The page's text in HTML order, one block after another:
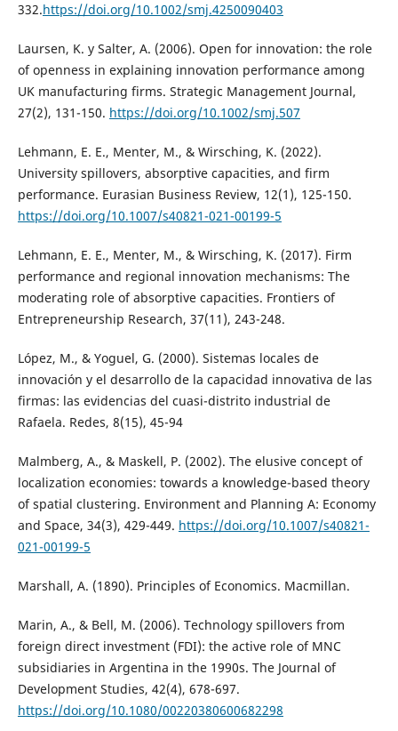
332.https://doi.org/10.1002/smj.4250090403
Laursen, K. y Salter, A. (2006). Open for innovation: the role
of openness in explaining innovation performance among
UK manufacturing firms. Strategic Management Journal,
27(2), 131-150. https://doi.org/10.1002/smj.507
Lehmann, E. E., Menter, M., & Wirsching, K. (2022).
University spillovers, absorptive capacities, and firm
performance. Eurasian Business Review, 12(1), 125-150.
https://doi.org/10.1007/s40821-021-00199-5
Lehmann, E. E., Menter, M., & Wirsching, K. (2017). Firm
performance and regional innovation mechanisms: The
moderating role of absorptive capacities. Frontiers of
Entrepreneurship Research, 37(11), 243-248.
López, M., & Yoguel, G. (2000). Sistemas locales de
innovación y el desarrollo de la capacidad innovativa de las
firmas: las evidencias del cuasi-distrito industrial de
Rafaela. Redes, 8(15), 45-94
Malmberg, A., & Maskell, P. (2002). The elusive concept of
localization economies: towards a knowledge-based theory
of spatial clustering. Environment and Planning A: Economy
and Space, 34(3), 429-449. https://doi.org/10.1007/s40821-
021-00199-5
Marshall, A. (1890). Principles of Economics. Macmillan.
Marin, A., & Bell, M. (2006). Technology spillovers from
foreign direct investment (FDI): the active role of MNC
subsidiaries in Argentina in the 1990s. The Journal of
Development Studies, 42(4), 678-697.
https://doi.org/10.1080/00220380600682298